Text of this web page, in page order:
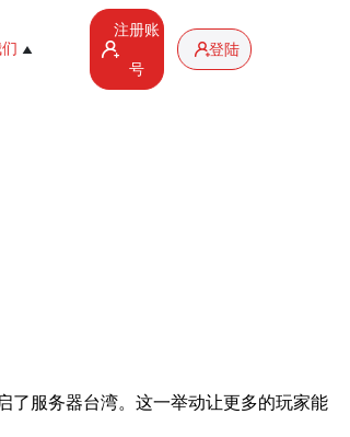
注册账
号
登陆
了服务器台湾。这一举动让更多的玩家能